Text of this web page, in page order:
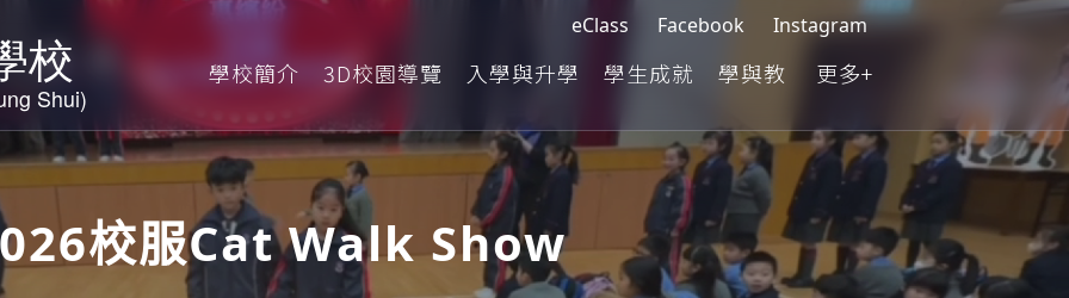
eClass Facebook Instagram
學校簡介 3D校園導覽 入學與升學 學生成就 學與教 更多+
校服cat Walk Show